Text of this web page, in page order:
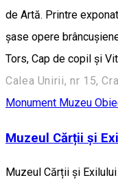
de Artă. Printre
șase opere
Tors, Cap de copil și
Calea Unirii, nr 15,
Monument Muzeu
Muzeul Cărții și
Muzeul Cărții și